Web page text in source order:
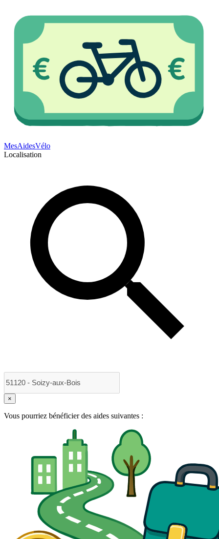
MesAidesVélo
Localisation
×
Vous pourriez bénéficier des aides suivantes :